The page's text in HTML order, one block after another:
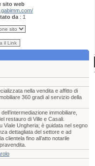
sito web
da : 1
nella vendita e affitto di
360 gradi al servizio della
immobiliare,
restauro di Ville e Casali.
Viale Ungheria; è guidata nel segno
dettagliata del settore e ad
clientela fino all’atto notarile